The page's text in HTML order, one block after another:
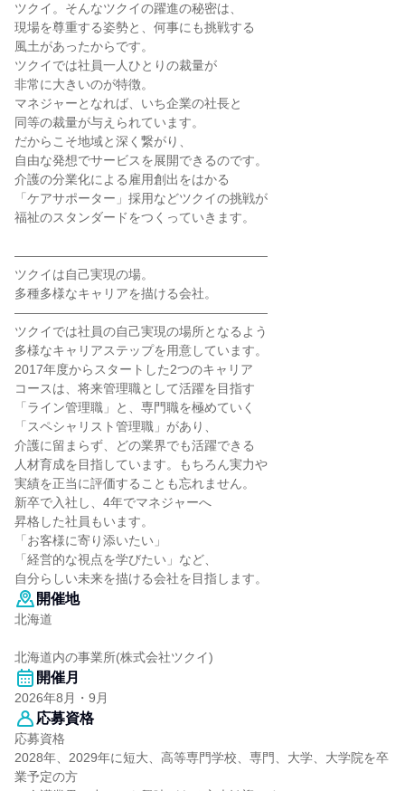
ツクイ。そんなツクイの躍進の秘密は、
現場を尊重する姿勢と、何事にも挑戦する
風土があったからです。
ツクイでは社員一人ひとりの裁量が
非常に大きいのが特徴。
マネジャーとなれば、いち企業の社長と
同等の裁量が与えられています。
だからこそ地域と深く繋がり、
自由な発想でサービスを展開できるのです。
介護の分業化による雇用創出をはかる
「ケアサポーター」採用などツクイの挑戦が
福祉のスタンダードをつくっていきます。
――――――――――――――――――――
ツクイは自己実現の場。
多種多様なキャリアを描ける会社。
――――――――――――――――――――
ツクイでは社員の自己実現の場所となるよう
多様なキャリアステップを用意しています。
2017年度からスタートした2つのキャリア
コースは、将来管理職として活躍を目指す
「ライン管理職」と、専門職を極めていく
「スペシャリスト管理職」があり、
介護に留まらず、どの業界でも活躍できる
人材育成を目指しています。もちろん実力や
実績を正当に評価することも忘れません。
新卒で入社し、4年でマネジャーへ
昇格した社員もいます。
「お客様に寄り添いたい」
「経営的な視点を学びたい」など、
自分らしい未来を描ける会社を目指します。
開催地
北海道
北海道内の事業所(株式会社ツクイ)
開催月
2026年8月・9月
応募資格
応募資格
2028年、2029年に短大、高等専門学校、専門、大学、大学院を卒
業予定の方